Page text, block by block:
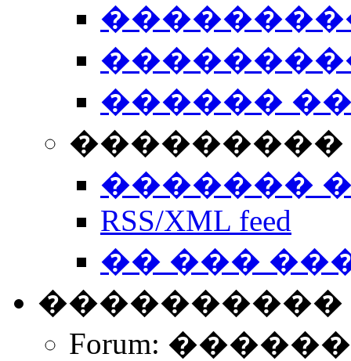
������
���������
�������
RSS/XML feed
�� ���
����������
Forum: